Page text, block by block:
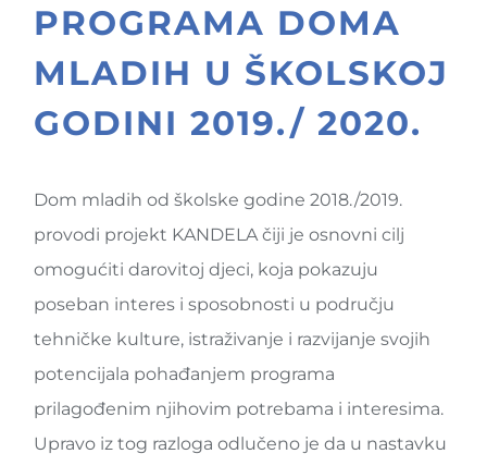
PROGRAMA DOMA
MLADIH U ŠKOLSKOJ
GODINI 2019./ 2020.
Dom mladih od školske godine 2018./2019.
provodi projekt KANDELA čiji je osnovni cilj
omogućiti darovitoj djeci, koja pokazuju
poseban interes i sposobnosti u području
tehničke kulture, istraživanje i razvijanje svojih
potencijala pohađanjem programa
prilagođenim njihovim potrebama i interesima.
Upravo iz tog razloga odlučeno je da u nastavku